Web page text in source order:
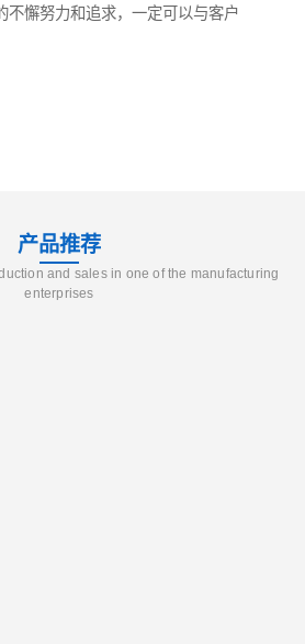
不懈努力和追求，一定可以与客户
产品推荐
and sales in one of the manufacturing
enterprises